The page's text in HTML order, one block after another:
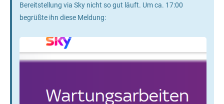
Bereitstellung via Sky nicht so gut läuft. Um ca. 17:00
begrüßte ihn diese Meldung: